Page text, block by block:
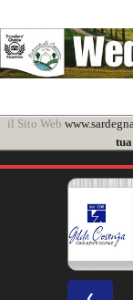
il Sito Web